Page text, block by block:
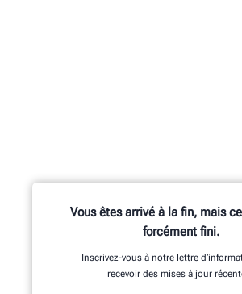
Vous êtes arrivé à la fin, mais ce
forcément fini.
Inscrivez-vous à notre lettre
recevoir des mises à jour